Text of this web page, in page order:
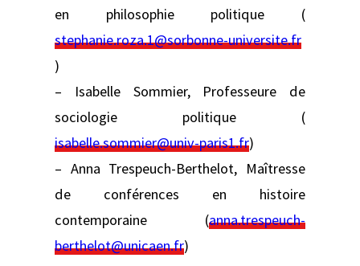
en philosophie politique (
stephanie.roza.1@sorbonne-universite.fr
)
– Isabelle Sommier, Professeure de
sociologie politique (
isabelle.sommier@univ-paris1.fr)
– Anna Trespeuch-Berthelot, Maîtresse
de conférences en histoire
contemporaine (anna.trespeuch-
berthelot@unicaen.fr)